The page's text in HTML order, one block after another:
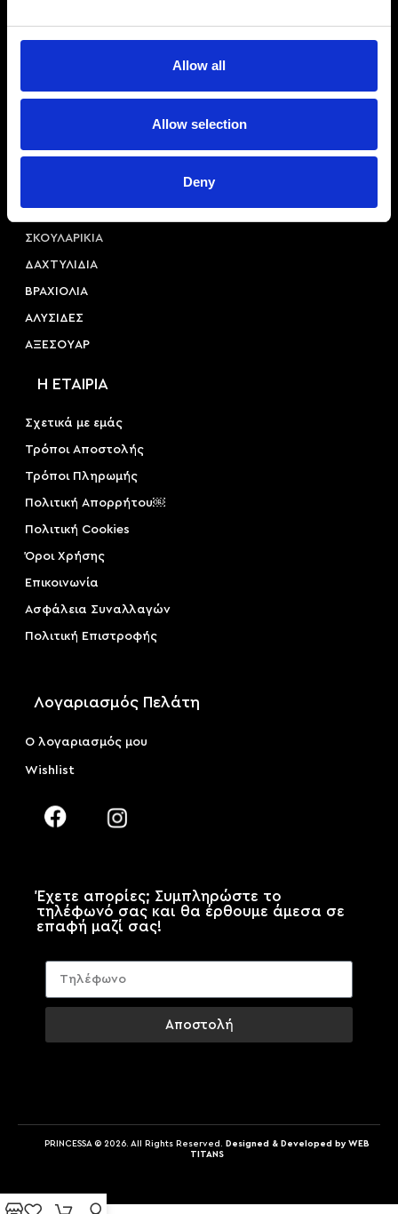
Allow all
Allow selection
Deny
+30 2310 253 985
info@princessa.store
ΚΟΛΙΕ
ΣΚΟΥΛΑΡΙΚΙΑ
ΔΑΧΤΥΛΙΔΙΑ
ΒΡΑΧΙΟΛΙΑ
ΑΛΥΣΙΔΕΣ
ΑΞΕΣΟΥAΡ
Η ΕΤΑΙΡΙΑ
Σχετικά με εμάς
Τρόποι Αποστολής
Τρόποι Πληρωμής
Πολιτική Απορρήτου￼
Πολιτική Cookies
Όροι Χρήσης
Επικοινωνία
Ασφάλεια Συναλλαγών
Πολιτική Επιστροφής
Λογαριασμός Πελάτη
Ο λογαριασμός μου
Wishlist
Έχετε απορίες; Συμπληρώστε το
τηλέφωνό σας και θα έρθουμε άμεσα σε
επαφή μαζί σας!
Αποστολή
PRINCESSA © 2026. All Rights Reserved. Designed & Developed by WEB
TITANS